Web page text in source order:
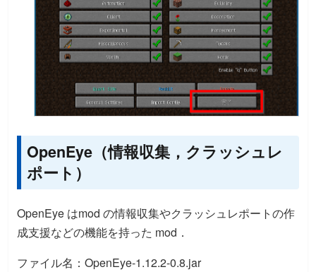
OpenEye（情報収集，クラッシュレ
ポート）
OpenEye はmod の情報収集やクラッシュレポートの作
成支援などの機能を持った mod．
ファイル名：OpenEye-1.12.2-0.8.jar